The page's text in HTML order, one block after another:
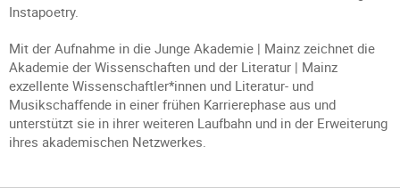
Instapoetry.
Mit der Aufnahme in die Junge Akademie | Mainz zeichnet die
Akademie der Wissenschaften und der Literatur | Mainz
exzellente Wissenschaftler*innen und Literatur- und
Musikschaffende in einer frühen Karrierephase aus und
unterstützt sie in ihrer weiteren Laufbahn und in der Erweiterung
ihres akademischen Netzwerkes.